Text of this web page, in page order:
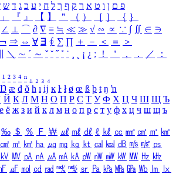
פ ם ן ו ט א ר ק ף ך ל ח י ע כ ג ד ש
」 『 』 【 】 ＂ （ ） ［ ］ ｛ ｝
∠ ⊥ ⌒ ∂ ∇ ≡ ≒ ≪ ≫ √ ∽ ∝ ∵ ∫ ∬ ∈ ∋
⇒ ⇔ ∀ ∃ ∮ ∑ ∏ ＋ － ＜ ＝
＞
＼ ∼ ´ ～ ˇ ˘ ˝ ˚ ˙ ¸ ¡ ¿ ː ！ ＇ ， ． ／
：
¹ ² ³ ⁴ ⁿ ₁ ₂ ₃ ₄
Ŋ æ đ ð ħ ı ĳ ĸ ŀ ł ø œ ß þ ŧ ŋ ŉ
Й К Л М Н О П Р С Т У Ф Х Ц Ч Ш Щ Ъ
е ё ж з и й к л м н о п р с т у ф х ц ч ш щ ъ
‰ ＄ ％ Ｆ ￦ ㎕ ㎖ ㎗ ℓ ㎘ ㏄ ㎣ ㎤ ㎥ ㎦
㎠ ㎡ ㎢ ㏊ ㎍ ㎎ ㎏ ㏏ ㎈ ㎉ ㏈ ㎧ ㎨ ㎰
㎸ ㎹ ㎀ ㎁ ㎂ ㎃ ㎄ ㎺ ㎻ ㎽ ㎾ ㎿ ㎐ ㎑
㎌ ㏖ ㏅ ㎭ ㎮ ㎯ ㏛ ㎩ ㎪ ㎫ ㎬ ㏝ ㏐
㏓